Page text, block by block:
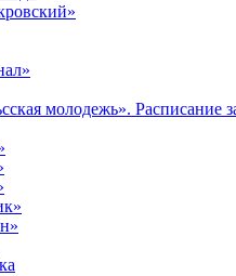
молодежь». Расписание